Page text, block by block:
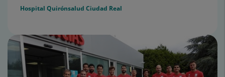
Hospital Quirónsalud Ciudad Real